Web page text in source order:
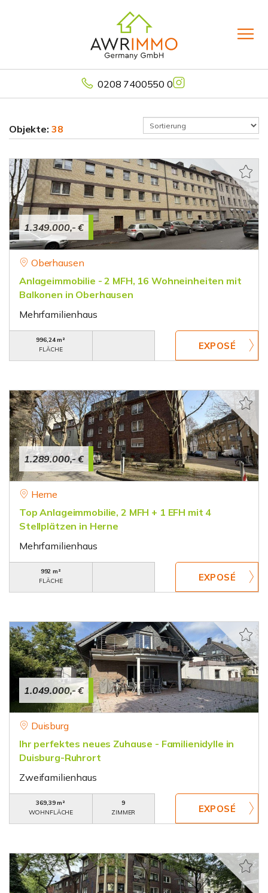
0208 7400550 0
Objekte: 38
1.349.000,- €
Oberhausen
Anlageimmobilie - 2 MFH, 16 Wohneinheiten mit
Balkonen in Oberhausen
Mehrfamilienhaus
996,24 m²
FLÄCHE
1.289.000,- €
Herne
Top Anlageimmobilie, 2 MFH + 1 EFH mit 4
Stellplätzen in Herne
Mehrfamilienhaus
992 m²
FLÄCHE
1.049.000,- €
Duisburg
Ihr perfektes neues Zuhause - Familienidylle in
Duisburg-Ruhrort
Zweifamilienhaus
369,39 m²
WOHNFLÄCHE
9
ZIMMER